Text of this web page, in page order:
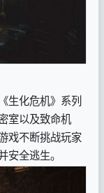
生化危机》系列
室以及致命机
戏不断挑战玩家
全逃生。